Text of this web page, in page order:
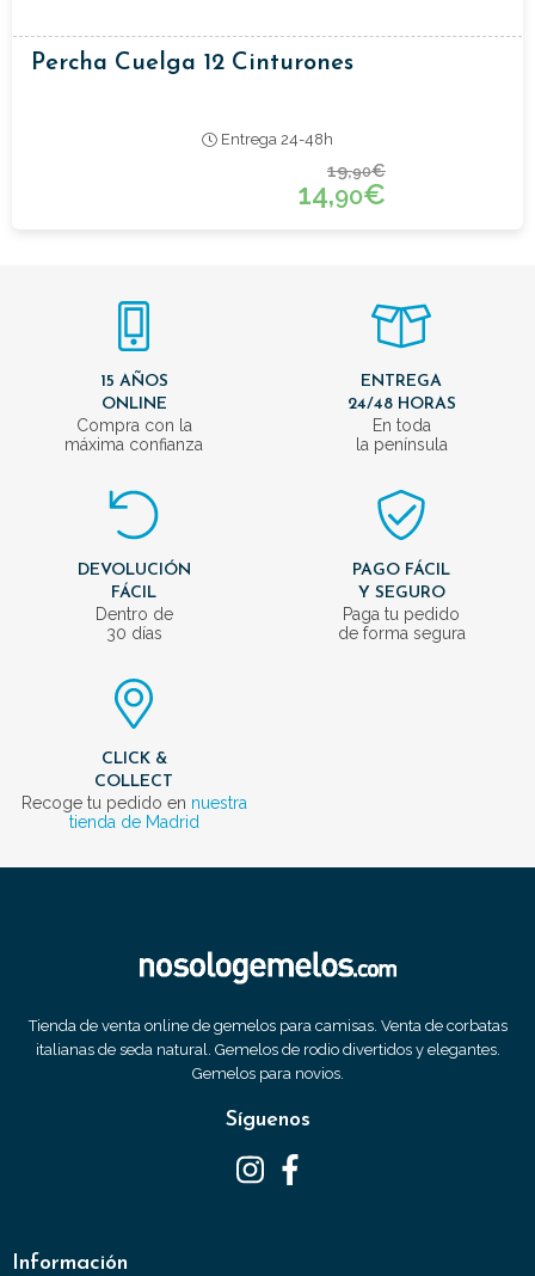
Percha Cuelga 12 Cinturones
Entrega 24-48h
19,90€
14,90€
15 AÑOS
ONLINE
Compra con la
máxima confianza
ENTREGA
24/48 HORAS
En toda
la península
DEVOLUCIÓN
FÁCIL
Dentro de
30 días
PAGO FÁCIL
Y SEGURO
Paga tu pedido
de forma segura
CLICK &
COLLECT
Recoge tu pedido en nuestra
tienda de Madrid
Tienda de venta online de gemelos para camisas. Venta de corbatas
italianas de seda natural. Gemelos de rodio divertidos y elegantes.
Gemelos para novios.
Síguenos
Información